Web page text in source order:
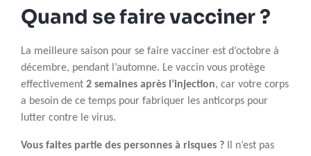
Quand se faire vacciner ?
La meilleure saison pour se faire vacciner est d’octobre à
décembre, pendant l’automne. Le vaccin vous protège
effectivement 2 semaines après l’injection, car votre corps
a besoin de ce temps pour fabriquer les anticorps pour
lutter contre le virus.
Vous faites partie des personnes à risques ? Il n’est pas